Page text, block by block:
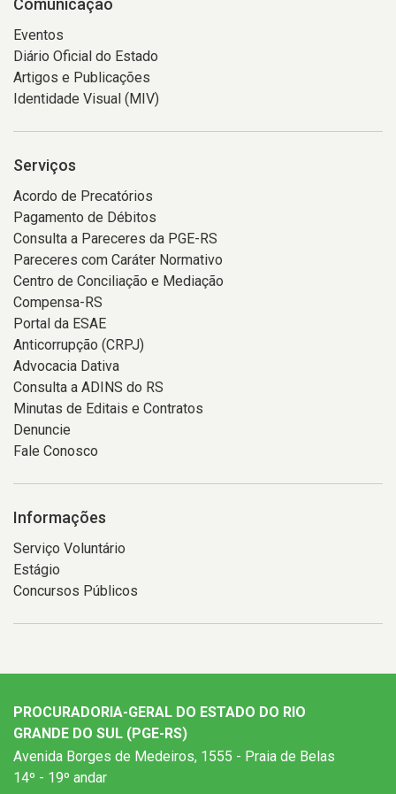
Comunicação
Eventos
Diário Oficial do Estado
Artigos e Publicações
Identidade Visual (MIV)
Serviços
Acordo de Precatórios
Pagamento de Débitos
Consulta a Pareceres da PGE-RS
Pareceres com Caráter Normativo
Centro de Conciliação e Mediação
Compensa-RS
Portal da ESAE
Anticorrupção (CRPJ)
Advocacia Dativa
Consulta a ADINS do RS
Minutas de Editais e Contratos
Denuncie
Fale Conosco
Informações
Serviço Voluntário
Estágio
Concursos Públicos
PROCURADORIA-GERAL DO ESTADO DO RIO
GRANDE DO SUL (PGE-RS)
Avenida Borges de Medeiros, 1555 - Praia de Belas
14º - 19º andar